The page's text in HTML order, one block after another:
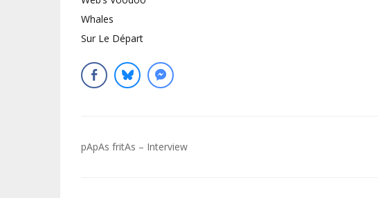
Whales
Sur Le Départ
Navigation
pApAs fritAs – Interview